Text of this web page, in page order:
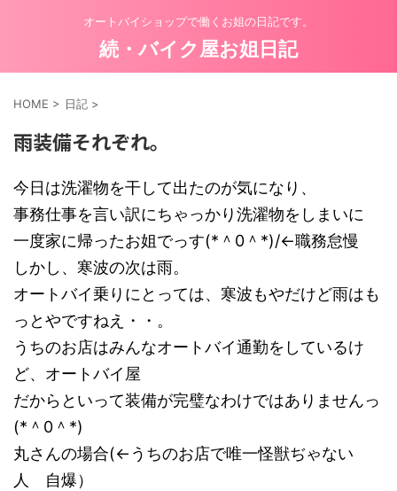
オートバイショップで働くお姐の日記です。
続・バイク屋お姐日記
HOME > 日記 >
雨装備それぞれ。
今日は洗濯物を干して出たのが気になり、
事務仕事を言い訳にちゃっかり洗濯物をしまいに
一度家に帰ったお姐でっす(*＾0＾*)/←職務怠慢
しかし、寒波の次は雨。
オートバイ乗りにとっては、寒波もやだけど雨はも
っとやですねえ・・。
うちのお店はみんなオートバイ通勤をしているけ
ど、オートバイ屋
だからといって装備が完璧なわけではありませんっ
(*＾0＾*)
丸さんの場合(←うちのお店で唯一怪獣ぢゃない
人 自爆）